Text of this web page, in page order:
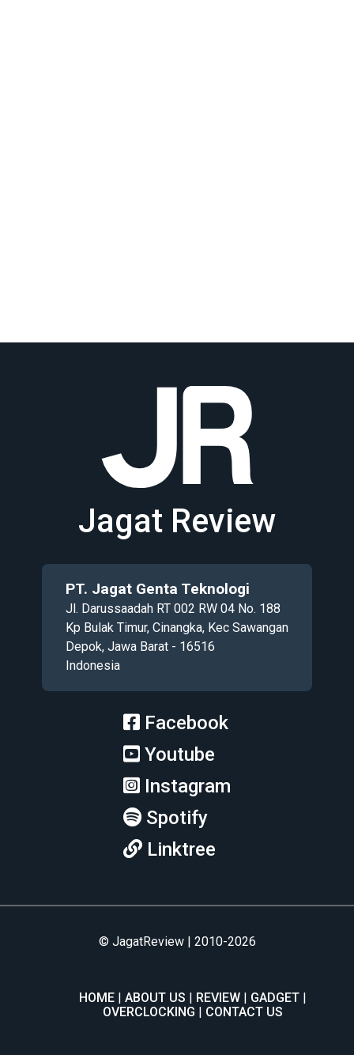
Jagat Review
PT. Jagat Genta Teknologi
Jl. Darussaadah RT 002 RW 04 No. 188
Kp Bulak Timur, Cinangka, Kec Sawangan
Depok, Jawa Barat - 16516
Indonesia
Facebook
Youtube
Instagram
Spotify
Linktree
© JagatReview | 2010-2026
HOME ABOUT US REVIEW
GADGET
OVERCLOCKING
CONTACT US